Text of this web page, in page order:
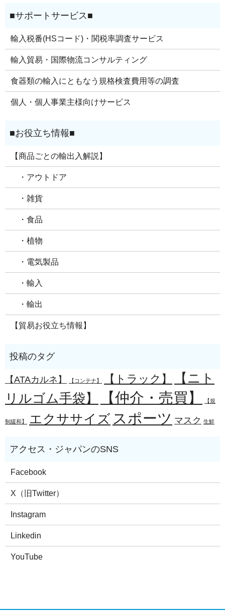
輸入税番(HSコード)・関税率調査サービス
輸入貿易・国際物流コンサルティング
食器類の輸入にともなう規格検査費用等の調査
個人・個人事業主様向けサービス
【商品ごとの輸出入解説】
・アウトドア
・雑貨
・食品
・植物
・電気製品
・輸入
・輸出
【貿易お役立ち情報】
【ATAカルネ】 【コンテナ】 【トラック】
【ニト
リルゴム手袋】
【仲介・売買】 【規
制緩和】 エクササイズ スポーツ マスク 生鮮
Facebook
X（旧Twitter）
Instagram
Linkedin
YouTube